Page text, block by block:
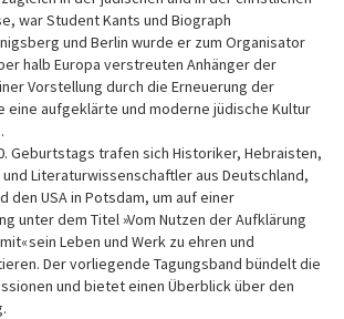
war Student Kants und Biograph
und Berlin wurde er zum Organisator
halb Europa verstreuten Anhänger der
Vorstellung durch die Erneuerung der
eine aufgeklärte und moderne jüdische Kultur
Geburtstags trafen sich Historiker, Hebraisten,
Literaturwissenschaftler aus Deutschland,
den USA in Potsdam, um auf einer
unter dem Titel »Vom Nutzen der Aufklärung
sein Leben und Werk zu ehren und
Der vorliegende Tagungsband bündelt die
und bietet einen Überblick über den